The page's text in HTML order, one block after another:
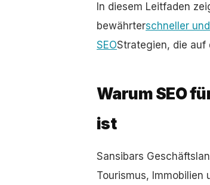
In diesem Leitfaden
bewährterschneller
SEOStrategien, die auf
Warum SEO
ist
Sansibars
Tourismus, Immobilien